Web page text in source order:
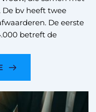
bv heeft twee
De eerste
betreft de